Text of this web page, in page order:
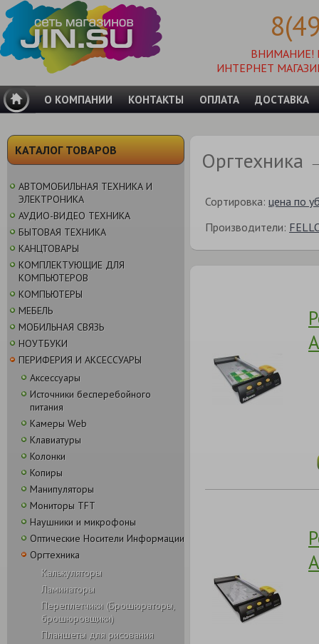
ВНИМАНИЕ!
ИНТЕРНЕТ
О КОМПАНИИ КОНТАКТЫ ОПЛАТА ДОСТАВКА
КАТАЛОГ ТОВАРОВ
АВТОМОБИЛЬНАЯ ТЕХНИКА И
ЭЛЕКТРОНИКА
АУДИО-ВИДЕО ТЕХНИКА
БЫТОВАЯ ТЕХНИКА
КАНЦТОВАРЫ
КОМПЛЕКТУЮЩИЕ ДЛЯ
КОМПЬЮТЕРОВ
КОМПЬЮТЕРЫ
МЕБЕЛЬ
МОБИЛЬНАЯ СВЯЗЬ
НОУТБУКИ
ПЕРИФЕРИЯ И АКСЕССУАРЫ
Аксессуары
Источники бесперебойного
питания
Камеры Web
Клавиатуры
Колонки
Копиры
Манипуляторы
Мониторы TFT
Наушники и микрофоны
Оптические Носители Информации
Оргтехника
Калькуляторы
Ламинаторы
Переплетчики (Брошюраторы,
брошюровщики)
Планшеты для рисования
Оргтехника
Сортировка: цена по
Производители: